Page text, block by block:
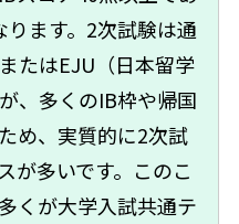
ます。2次試験は通
たはEJU（日本留学
、多くのIB枠や帰国
め、実質的に2次試
が多いです。このこ
くが大学入試共通テ